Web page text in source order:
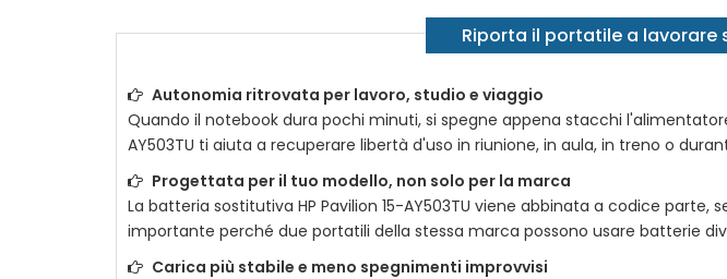
Riporta il portatile a lavorare
Autonomia ritrovata per lavoro, studio e viaggio
Quando il notebook dura pochi minuti, si spegne appena stacchi
AY503TU ti aiuta a recuperare libertà d'uso in riunione, in aula, in treno o
Progettata per il tuo modello, non solo per la marca
La batteria sostitutiva HP Pavilion 15-AY503TU viene abbinata a codice parte,
importante perché due portatili della stessa marca possono usare batterie
Carica più stabile e meno spegnimenti improvvisi